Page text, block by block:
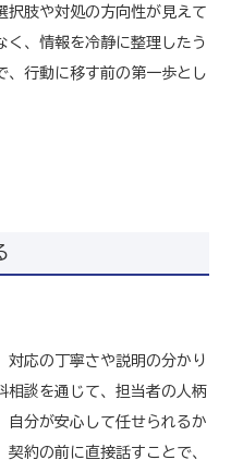
択肢や対処の方向性が見えて
く、情報を冷静に整理したう
、行動に移す前の第一歩とし
応の丁寧さや説明の分かり
相談を通じて、担当者の人柄
自分が安心して任せられるか
約の前に直接話すことで、